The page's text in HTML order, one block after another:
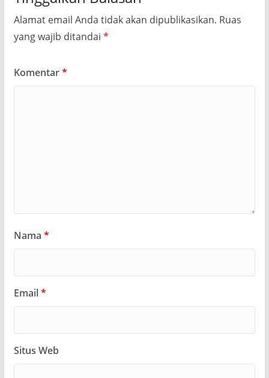
Alamat email Anda tidak akan dipublikasikan. Ruas
yang wajib ditandai *
Komentar*
Nama *
Email*
Situs Web